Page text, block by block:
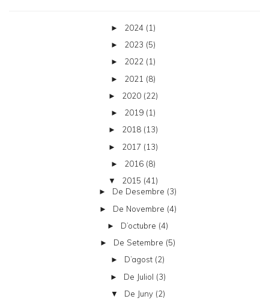
► 2024 (1)
► 2023 (5)
► 2022 (1)
► 2021 (8)
► 2020 (22)
► 2019 (1)
► 2018 (13)
► 2017 (13)
► 2016 (8)
▼ 2015 (41)
► De Desembre (3)
► De Novembre (4)
► D’octubre (4)
► De Setembre (5)
► D’agost (2)
► De Juliol (3)
▼ De Juny (2)